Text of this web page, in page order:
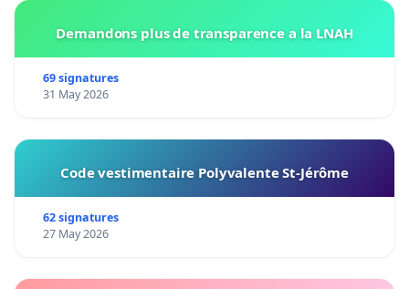
Demandons plus de transparence a la LNAH
69 signatures
31 May 2026
Code vestimentaire Polyvalente St-Jérôme
62 signatures
27 May 2026